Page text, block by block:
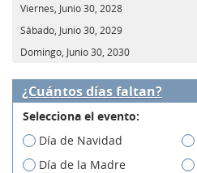
Viernes, Junio 30, 2028
Sábado, Junio 30, 2029
Domingo, Junio 30, 2030
¿Cuántos días faltan?
Selecciona el evento:
Día de Navidad
Día de la Madre